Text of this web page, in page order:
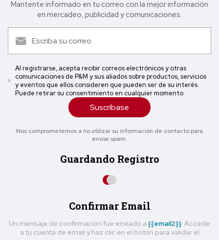
Mantente informado en tu correo con la mejor in formación
en mercadeo, publicidad y comunicaciones.
Al registrarse, acepta recibir correos electrónicos y otras
comunicaciones de P&M y sus aliados sobre productos, servicios
y eventos que ellos consideren que pueden ser de su interés.
Puede retirar su consentimiento en cualquier momento
Suscríbase
Nos comprometemos a no utilizar su información de contacto para
enviar spam.
Guardando Registro
Confirmar Email
Un mensaje de confirmación fue enviado a {{email2}}. Accede
a tu cuenta de email y haz clic en el botón para validar el